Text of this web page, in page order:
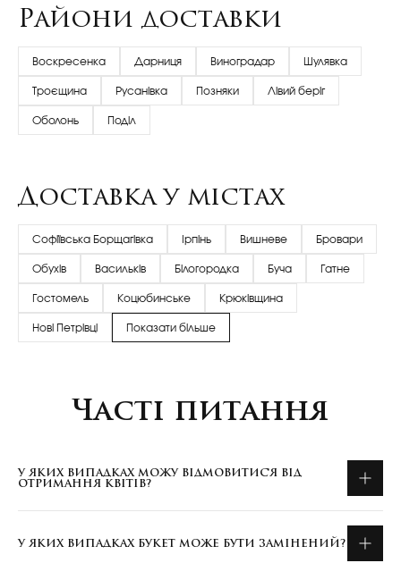
Райони доставки
Воскресенка Дарниця Виноградар Шулявка
Троєщина Русанівка Позняки Лівий беріг
Оболонь Поділ
Доставка у містах
Софіївська Борщагівка Ірпінь Вишневе Бровари
Обухів Васильків Білогородка Буча Гатне
Гостомель Коцюбинське Крюківщина
Нові Петрівці Показати більше
Часті питання
У ЯКИХ ВИПАДКАХ МОЖУ ВІДМОВИТИСЯ ВІД
ОТРИМАННЯ КВІТІВ?
У ЯКИХ ВИПАДКАХ БУКЕТ МОЖЕ БУТИ ЗАМІНЕНИЙ?